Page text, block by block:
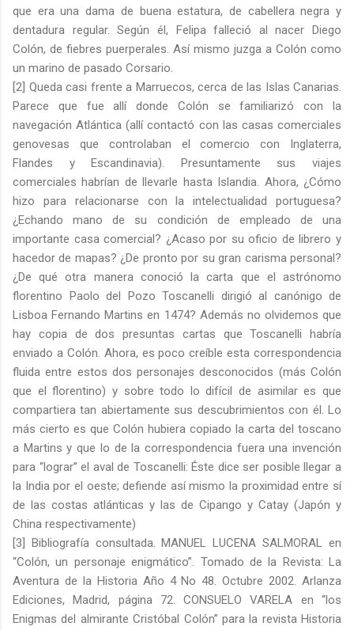
que era una dama de buena estatura, de cabellera negra y
dentadura regular. Según él, Felipa falleció al nacer Diego
Colón, de fiebres puerperales. Así mismo juzga a Colón como
un marino de pasado Corsario.
[2] Queda casi frente a Marruecos, cerca de las Islas Canarias.
Parece que fue allí donde Colón se familiarizó con la
navegación Atlántica (allí contactó con las casas comerciales
genovesas que controlaban el comercio con Inglaterra,
Flandes y Escandinavia). Presuntamente sus viajes
comerciales habrían de llevarle hasta Islandia. Ahora, ¿Cómo
hizo para relacionarse con la intelectualidad portuguesa?
¿Echando mano de su condición de empleado de una
importante casa comercial? ¿Acaso por su oficio de librero y
hacedor de mapas? ¿De pronto por su gran carisma personal?
¿De qué otra manera conoció la carta que el astrónomo
florentino Paolo del Pozo Toscanelli dirigió al canónigo de
Lisboa Fernando Martins en 1474? Además no olvidemos que
hay copia de dos presuntas cartas que Toscanelli habría
enviado a Colón. Ahora, es poco creíble esta correspondencia
fluida entre estos dos personajes desconocidos (más Colón
que el florentino) y sobre todo lo difícil de asimilar es que
compartiera tan abiertamente sus descubrimientos con él. Lo
más cierto es que Colón hubiera copiado la carta del toscano
a Martins y que lo de la correspondencia fuera una invención
para “lograr” el aval de Toscanelli: Éste dice ser posible llegar a
la India por el oeste; defiende así mismo la proximidad entre sí
de las costas atlánticas y las de Cipango y Catay (Japón y
China respectivamente)
[3] Bibliografía consultada. MANUEL LUCENA SALMORAL en
“Colón, un personaje enigmático”. Tomado de la Revista: La
Aventura de la Historia Año 4 No 48. Octubre 2002. Arlanza
Ediciones, Madrid, página 72. CONSUELO VARELA en “los
Enigmas del almirante Cristóbal Colón” para la revista Historia